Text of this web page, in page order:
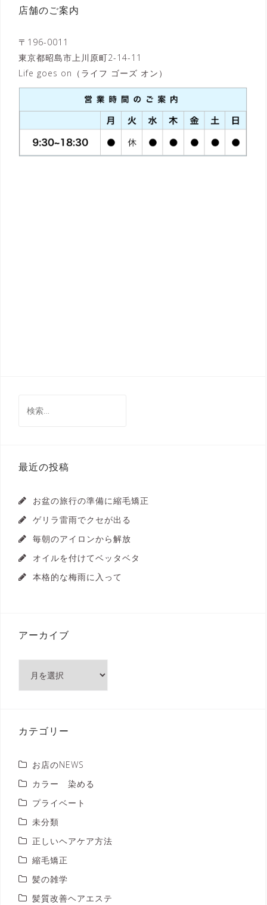
店舗のご案内
〒196-0011
東京都昭島市上川原町2-14-11
Life goes on（ライフ ゴーズ オン）
索:
最近の投稿
お盆の旅行の準備に縮毛矯正
ゲリラ雷雨でクセが出る
毎朝のアイロンから解放
オイルを付けてベッタベタ
本格的な梅雨に入って
アーカイブ
ブ
カテゴリー
お店のNEWS
カラー 染める
プライベート
未分類
正しいヘアケア方法
縮毛矯正
髪の雑学
髪質改善ヘアエステ